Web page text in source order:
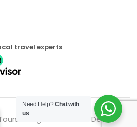
travel experts
All rights reserved. Design by
Need Help?Chat with
us